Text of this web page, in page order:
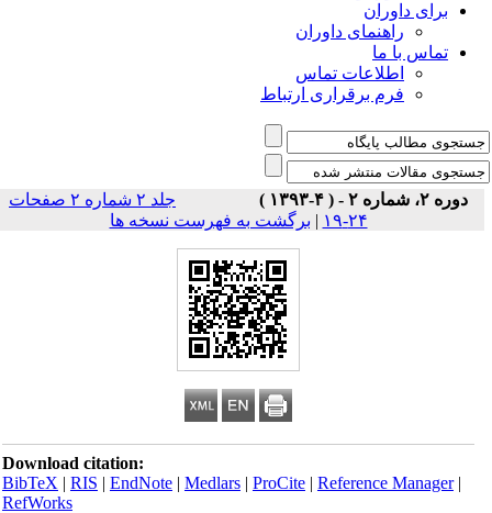
داوران
راهنمای داوران
با ما
اطلاعات تماس
فرم برقراری ارتباط
جلد ۲ شماره ۲ صفحات
برگشت به فهرست نسخه ها
Download citation:
BibTeX|RIS|EndNote| Medlars| ProCite|Reference
RefWorks